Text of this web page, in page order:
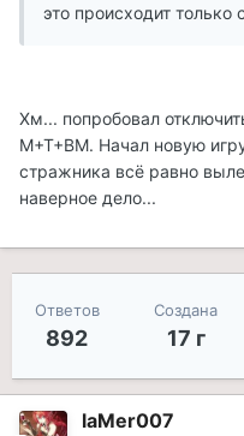
это происходит только
Хм... попробовал
М+Т+ВМ. Начал новую
стражника всё равно
наверное дело...
Ответов
892
Создана
17 г
laMer007